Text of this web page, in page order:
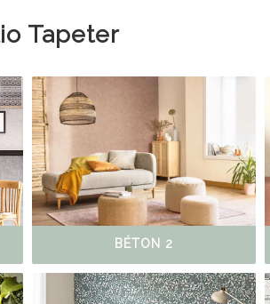
Tapeter
BÉTON 2